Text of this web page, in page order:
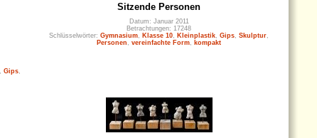
Gips
Sitzende Personen
Datum: Januar 2011
Betrachtungen: 17248
Schlüsselwörter: Gymnasium Klasse 10 Kleinplastik Gips Skulptur
Personen
vereinfachte Form kompakt